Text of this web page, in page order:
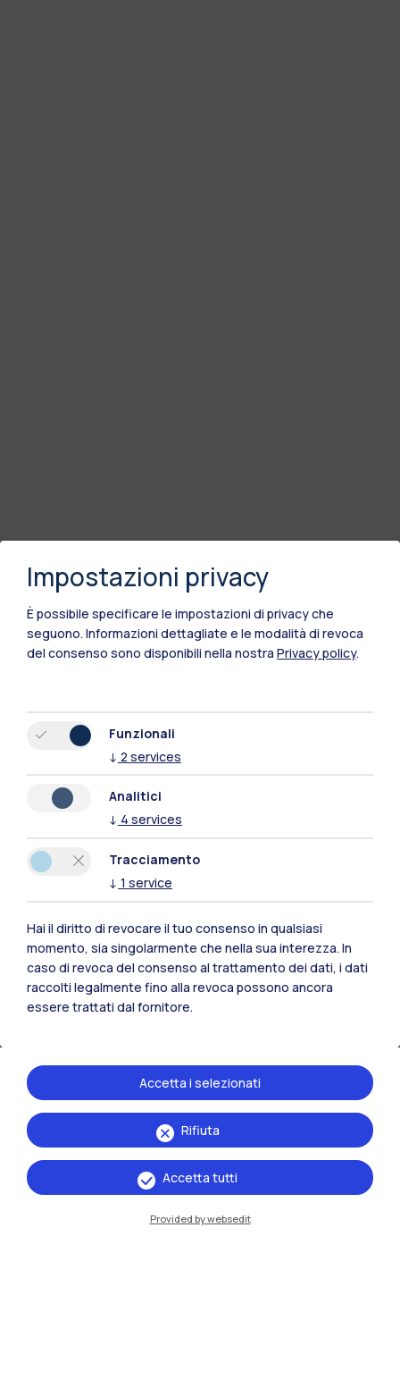
Polimi Community
Tutti i siti dell’ecosistema
Residenze Frontiere
Impostazioni privacy
È possibile specificare le impostazioni di privacy che
seguono. Informazioni dettagliate e le modalità di revoca
del consenso sono disponibili nella nostra Privacy policy.
Funzionali
↓ 2 services
Analitici
↓ 4 services
Tracciamento
↓ 1 service
Hai il diritto di revocare il tuo consenso in qualsiasi
momento, sia singolarmente che nella sua interezza. In
caso di revoca del consenso al trattamento dei dati, i dati
raccolti legalmente fino alla revoca possono ancora
essere trattati dal fornitore.
Rifiuta
Accetta i selezionati
Accetta tutti
Provided by websedit